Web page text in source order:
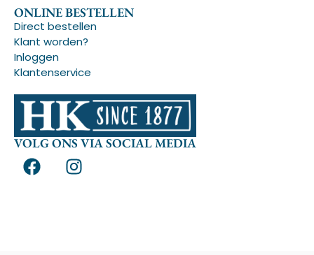
ONLINE BESTELLEN
Direct bestellen
Klant worden?
Inloggen
Klantenservice
VOLG ONS VIA SOCIAL MEDIA